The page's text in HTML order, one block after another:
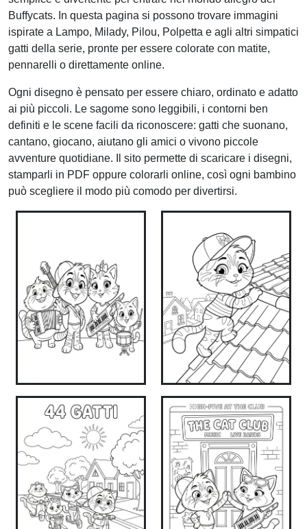
Buffycats. In questa pagina si possono trovare immagini
ispirate a Lampo, Milady, Pilou, Polpetta e agli altri simpatici
gatti della serie, pronte per essere colorate con matite,
pennarelli o direttamente online.
Ogni disegno è pensato per essere chiaro, ordinato e adatto
ai più piccoli. Le sagome sono leggibili, i contorni ben
definiti e le scene facili da riconoscere: gatti che suonano,
cantano, giocano, aiutano gli amici o vivono piccole
avventure quotidiane. Il sito permette di scaricare i disegni,
stamparli in PDF oppure colorarli online, così ogni bambino
può scegliere il modo più comodo per divertirsi.